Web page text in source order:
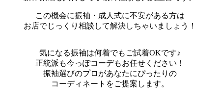
この機会に振袖・成人式に不安がある方は
お店でじっくり相談して解決しちゃいましょう！
気になる振袖は何着でもご試着OKです♪
正統派も今っぽコーデもお任せください！
振袖選びのプロがあなたにぴったりの
コーディネートをご提案します。